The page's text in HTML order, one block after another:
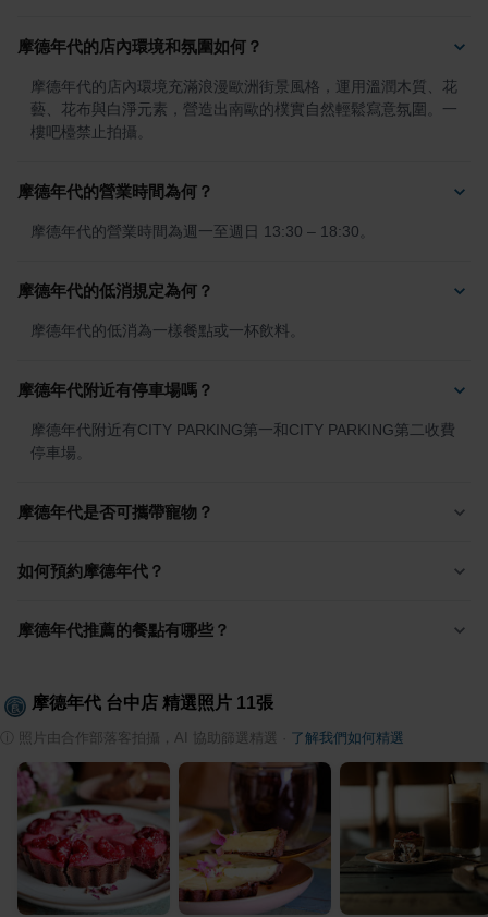
摩德年代的店內環境和氛圍如何？
摩德年代的店內環境充滿浪漫歐洲街景風格，運用溫潤木質、花
藝、花布與白淨元素，營造出南歐的樸實自然輕鬆寫意氛圍。一
樓吧檯禁止拍攝。
摩德年代的營業時間為何？
摩德年代的營業時間為週一至週日 13:30 – 18:30。
摩德年代的低消規定為何？
摩德年代的低消為一樣餐點或一杯飲料。
摩德年代附近有停車場嗎？
摩德年代附近有CITY PARKING第一和CITY PARKING第二收費
停車場。
摩德年代是否可攜帶寵物？
如何預約摩德年代？
摩德年代推薦的餐點有哪些？
摩德年代 台中店 精選照片 11張
照片由合作部落客拍攝，AI 協助篩選精選 了解我們如何精選